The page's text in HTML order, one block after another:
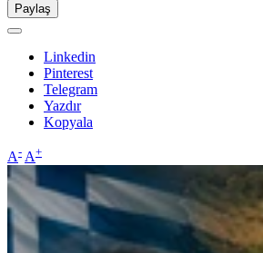
Paylaş
Linkedin
Pinterest
Telegram
Yazdır
Kopyala
A- A+